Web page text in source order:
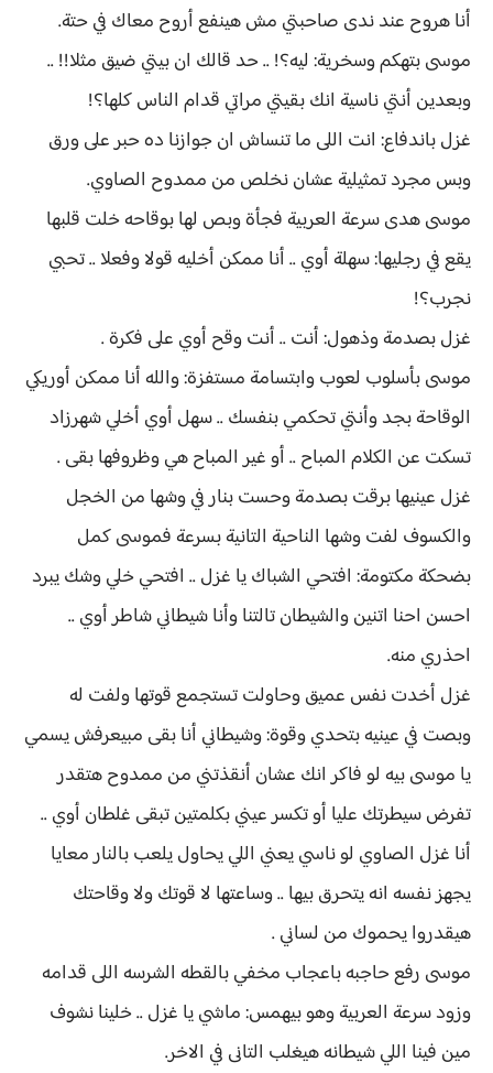
أنا هروح عند ندى صاحبتي مش هينفع أروح معاك في حتة.
موسى بتهكم وسخرية: ليه؟! .. حد قالك ان بيتي ضيق مثلا!! ..
وبعدين أنتي ناسية انك بقيتي مراتي قدام الناس كلها؟!
غزل باندفاع: انت اللى ما تنساش ان جوازنا ده حبر على ورق
وبس مجرد تمثيلية عشان نخلص من ممدوح الصاوي.
موسى هدى سرعة العربية فجأة وبص لها بوقاحه خلت قلبها
يقع في رجليها: سهلة أوي .. أنا ممكن أخليه قولا وفعلا .. تحبي
نجرب؟!
غزل بصدمة وذهول: أنت .. أنت وقح أوي على فكرة .
موسى بأسلوب لعوب وابتسامة مستفزة: والله أنا ممكن أوريكي
الوقاحة بجد وأنتي تحكمي بنفسك .. سهل أوي أخلي شهرزاد
تسكت عن الكلام المباح .. أو غير المباح هي وظروفها بقى .
غزل عينيها برقت بصدمة وحست بنار في وشها من الخجل
والكسوف لفت وشها الناحية التانية بسرعة فموسى كمل
بضحكة مكتومة: افتحي الشباك يا غزل .. افتحي خلي وشك يبرد
احسن احنا اتنين والشيطان تالتنا وأنا شيطاني شاطر أوي ..
احذري منه.
غزل أخدت نفس عميق وحاولت تستجمع قوتها ولفت له
وبصت في عينيه بتحدي وقوة: وشيطاني أنا بقى مبيعرفش يسمي
يا موسى بيه لو فاكر انك عشان أنقذتني من ممدوح هتقدر
تفرض سيطرتك عليا أو تكسر عيني بكلمتين تبقى غلطان أوي ..
أنا غزل الصاوي لو ناسي يعني اللي يحاول يلعب بالنار معايا
يجهز نفسه انه يتحرق بيها .. وساعتها لا قوتك ولا وقاحتك
هيقدروا يحموك من لساني .
موسى رفع حاجبه باعجاب مخفي بالقطه الشرسه اللى قدامه
وزود سرعة العربية وهو بيهمس: ماشي يا غزل .. خلينا نشوف
مين فينا اللي شيطانه هيغلب التانى في الاخر.